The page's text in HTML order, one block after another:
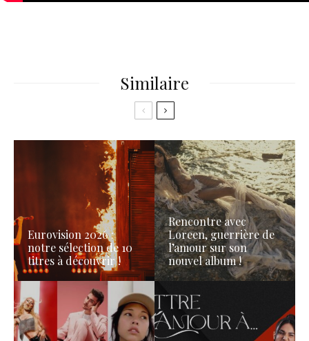
Similaire
Eurovision 2026 :
notre sélection de 10
titres à découvrir !
Rencontre avec
Loreen, guerrière de
l’amour sur son
nouvel album !